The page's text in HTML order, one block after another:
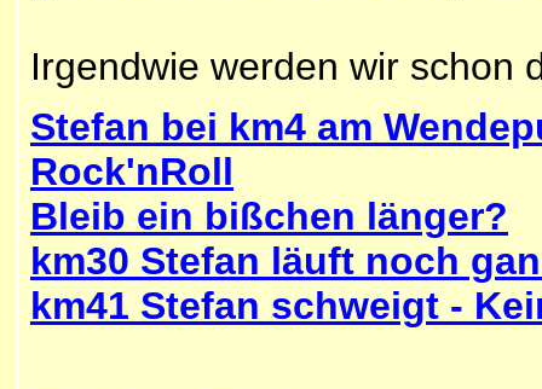
Irgendwie werden wir schon
Stefan bei km4 am
Rock'nRoll
Bleib ein bißchen länger?
km30 Stefan läuft noch
km41 Stefan schweigt -